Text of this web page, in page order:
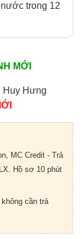
trong 12
MỚI
Huy Hưng
MC Credit - Trả
Hồ sơ 10 phút
không cần trả